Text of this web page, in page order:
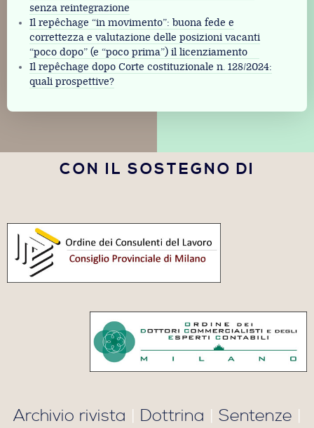
senza reintegrazione
Il repêchage “in movimento”: buona fede e
correttezza e valutazione delle posizioni vacanti
“poco dopo” (e “poco prima”) il licenziamento
Il repêchage dopo Corte costituzionale n. 128/2024:
quali prospettive?
CON IL SOSTEGNO DI
Archivio rivista | Dottrina | Sentenze |